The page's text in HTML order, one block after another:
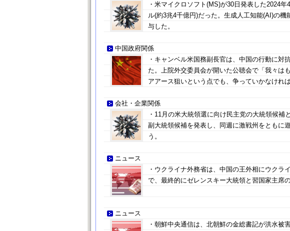
・米マイクロソフト(MS)が30日発表した2024
ル(約3兆4千億円)だった。生成人工知能(AI)の
与した。
中国政府関係
・キャンベル米国務副長官は、中国の行動に対
た。上院外交委員会が開いた公聴会で「我々は
アアース狙いという点でも、争っていかなけれ
会社・企業関係
・11月の米大統領選に向け民主党の大統領候
副大統領候補を発表し、同週に激戦州をともに
う。
ニュース
・ウクライナ外務省は、中国の王外相にウク
で、最終的にゼレンスキー大統領と習国家主席
ニュース
・朝鮮中央通信は、北朝鮮の金総書記が洪水